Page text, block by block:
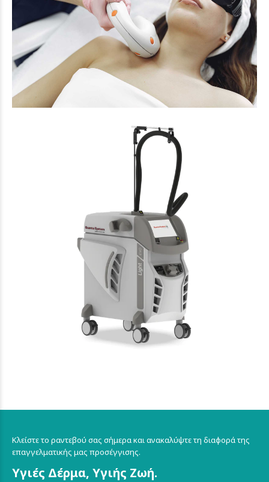
Κλείστε το ραντεβού σας σήμερα και ανακαλύψτε τη διαφορά της
επαγγελματικής μας προσέγγισης.
Υγιές Δέρμα, Υγιής Ζωή.